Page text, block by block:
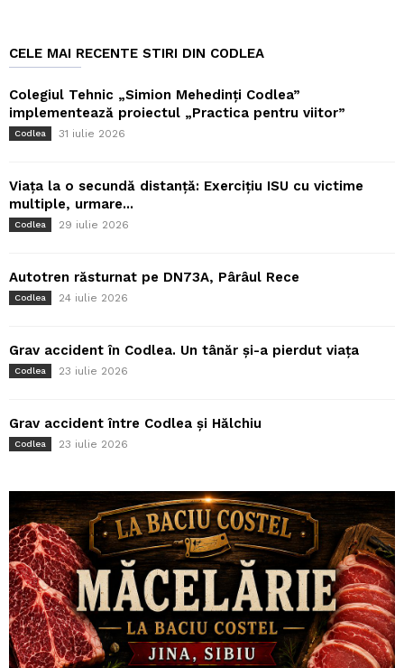
CELE MAI RECENTE STIRI DIN CODLEA
Colegiul Tehnic „Simion Mehedinți Codlea”
implementează proiectul „Practica pentru viitor”
Codlea 31 iulie 2026
Viața la o secundă distanță: Exercițiu ISU cu victime
multiple, urmare...
Codlea 29 iulie 2026
Autotren răsturnat pe DN73A, Pârâul Rece
Codlea 24 iulie 2026
Grav accident în Codlea. Un tânăr și-a pierdut viața
Codlea 23 iulie 2026
Grav accident între Codlea și Hălchiu
Codlea 23 iulie 2026